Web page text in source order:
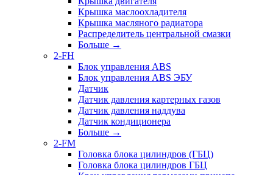
Крышка маслоохладителя
Крышка масляного радиатора
Распределитель центральной смазки
Больше →
2-FH
Блок управления ABS
Блок управления ABS ЭБУ
Датчик
Датчик давления картерных газов
Датчик давления наддува
Датчик кондиционера
Больше →
2-FM
Головка блока цилиндров (ГБЦ)
Головка блока цилиндров ГБЦ